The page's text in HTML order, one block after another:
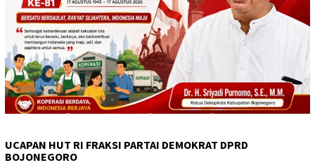
UCAPAN HUT RI FRAKSI PARTAI DEMOKRAT DPRD
BOJONEGORO